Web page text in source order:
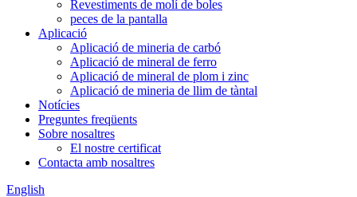
Revestiments de molí de boles
peces de la pantalla
Aplicació
Aplicació de mineria de carbó
Aplicació de mineral de ferro
Aplicació de mineral de plom i zinc
Aplicació de mineria de llim de tàntal
Notícies
Preguntes freqüents
Sobre nosaltres
El nostre certificat
Contacta amb nosaltres
English